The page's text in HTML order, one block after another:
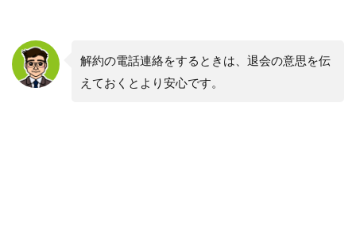
解約の電話連絡をするときは、退会の意思を伝
えておくとより安心です。